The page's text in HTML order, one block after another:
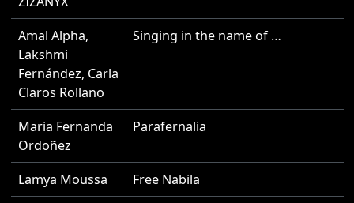
Amal Alpha,
Lakshmi
Fernández, Carla
Claros Rollano
Singing in the name of …
Maria Fernanda
Ordoñez
Parafernalia
Lamya Moussa Free Nabila